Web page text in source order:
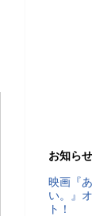
お知らせ
映画『
い。』
ト！